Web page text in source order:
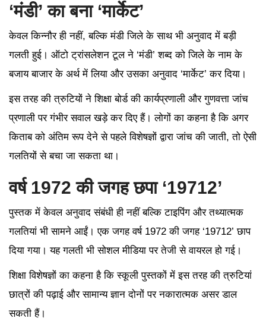
‘मंडी’ का बना ‘मार्केट’
केवल किन्नौर ही नहीं, बल्कि मंडी जिले के साथ भी अनुवाद में बड़ी
गलती हुई। ऑटो ट्रांसलेशन टूल ने ‘मंडी’ शब्द को जिले के नाम के
बजाय बाजार के अर्थ में लिया और उसका अनुवाद ‘मार्केट’ कर दिया।
इस तरह की त्रुटियों ने शिक्षा बोर्ड की कार्यप्रणाली और गुणवत्ता जांच
प्रणाली पर गंभीर सवाल खड़े कर दिए हैं। लोगों का कहना है कि अगर
किताब को अंतिम रूप देने से पहले विशेषज्ञों द्वारा जांच की जाती, तो ऐसी
गलतियों से बचा जा सकता था।
वर्ष 1972 की जगह छपा ‘19712’
पुस्तक में केवल अनुवाद संबंधी ही नहीं बल्कि टाइपिंग और तथ्यात्मक
गलतियां भी सामने आईं। एक जगह वर्ष 1972 की जगह ‘19712’ छाप
दिया गया। यह गलती भी सोशल मीडिया पर तेजी से वायरल हो गई।
शिक्षा विशेषज्ञों का कहना है कि स्कूली पुस्तकों में इस तरह की त्रुटियां
छात्रों की पढ़ाई और सामान्य ज्ञान दोनों पर नकारात्मक असर डाल
सकती हैं।